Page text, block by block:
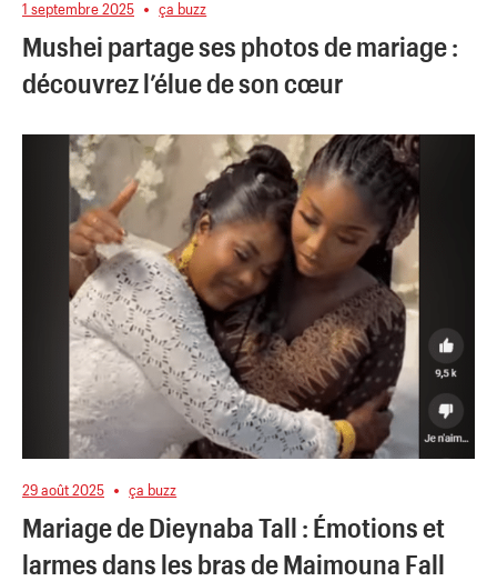
1 septembre 2025 ça buzz
Mushei partage ses photos de mariage :
découvrez l’élue de son cœur
29 août 2025 ça buzz
Mariage de Dieynaba Tall : Émotions et
larmes dans les bras de Maimouna Fall